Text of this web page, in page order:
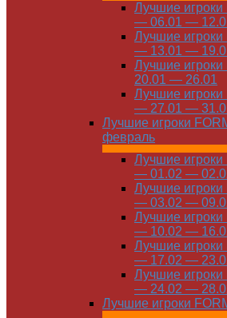
Лучшие
— 06.01 —
Лучшие
— 13.01 —
Лучшие
20.01 — 26.01
Лучшие
— 27.01 —
Лучшие игроки
февраль
Лучшие
— 01.02 —
Лучшие
— 03.02 —
Лучшие
— 10.02 —
Лучшие
— 17.02 —
Лучшие
— 24.02 —
Лучшие игроки